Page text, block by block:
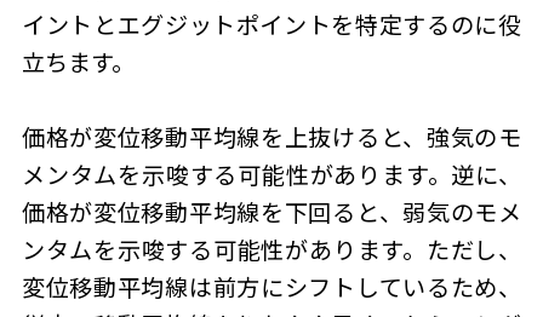
イントとエグジットポイントを特定するのに役
立ちます。
価格が変位移動平均線を上抜けると、強気のモ
メンタムを示唆する可能性があります。逆に、
価格が変位移動平均線を下回ると、弱気のモメ
ンタムを示唆する可能性があります。ただし、
変位移動平均線は前方にシフトしているため、